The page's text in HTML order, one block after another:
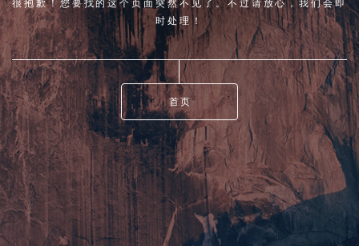
很抱歉！您要找的这个页面突然不见了。不过请放心，我们会即
时处理！
首页